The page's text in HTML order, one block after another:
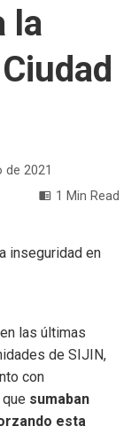
la
de 2021
1 Min Read
las últimas
de SIJIN,
con
sumaban
esta